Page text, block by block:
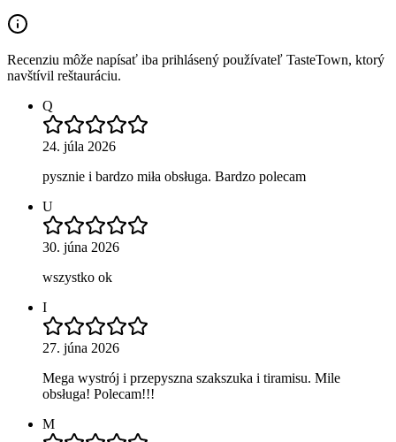
Recenziu môže napísať iba prihlásený používateľ TasteTown, ktorý
navštívil reštauráciu.
Q
24. júla 2026
pysznie i bardzo miła obsługa. Bardzo polecam
U
30. júna 2026
wszystko ok
I
27. júna 2026
Mega wystrój i przepyszna szakszuka i tiramisu. Mile
obsługa! Polecam!!!
M